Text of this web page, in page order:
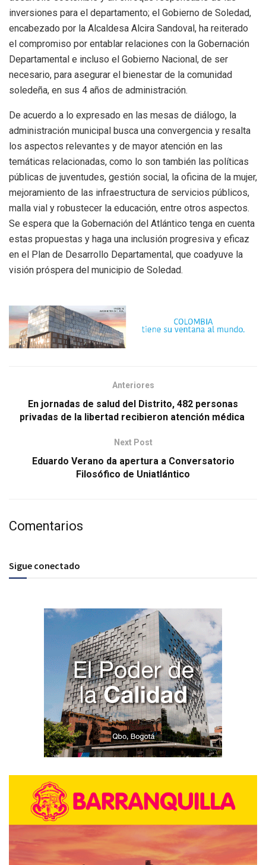
inversiones para el departamento; el Gobierno de Soledad,
encabezado por la Alcaldesa Alcira Sandoval, ha reiterado
el compromiso por entablar relaciones con la Gobernación
Departamental e incluso el Gobierno Nacional, de ser
necesario, para asegurar el bienestar de la comunidad
soledeña, en sus 4 años de administración.
De acuerdo a lo expresado en las mesas de diálogo, la
administración municipal busca una convergencia y resalta
los aspectos relevantes y de mayor atención en las
temáticas relacionadas, como lo son también las políticas
públicas de juventudes, gestión social, la oficina de la mujer,
mejoramiento de las infraestructura de servicios públicos,
malla vial y robustecer la educación, entre otros aspectos.
Se espera que la Gobernación del Atlántico tenga en cuenta
estas propuestas y haga una inclusión progresiva y eficaz
en el Plan de Desarrollo Departamental, que coadyuve la
visión próspera del municipio de Soledad.
Anteriores
En jornadas de salud del Distrito, 482 personas
privadas de la libertad recibieron atención médica
Next Post
Eduardo Verano da apertura a Conversatorio
Filosófico de Uniatlántico
Comentarios
Sigue conectado